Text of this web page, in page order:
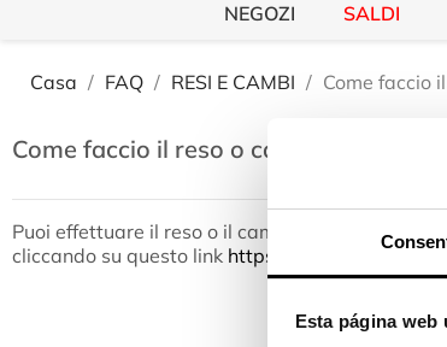
Esta página web
NEGOZI SALDI
Casa FAQ RESI E CAMBI Come faccio
Come faccio il reso o cambio dei miei
Puoi effettuare il reso o il cambio dei tuoi
cliccando su questo link https://